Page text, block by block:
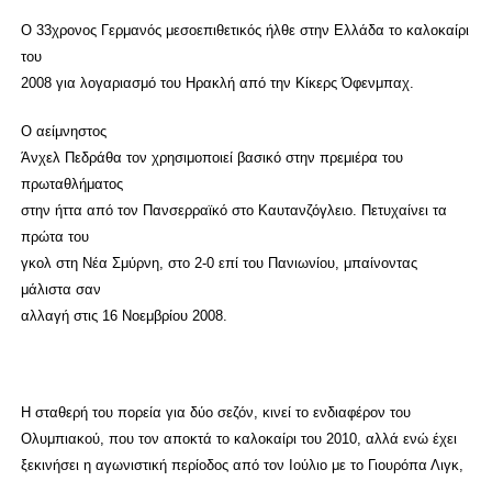
Ο 33χρονος Γερμανός μεσοεπιθετικός ήλθε στην Ελλάδα το καλοκαίρι
του
2008 για λογαριασμό του Ηρακλή από την Κίκερς Όφενμπαχ.
Ο αείμνηστος
Άνχελ Πεδράθα τον χρησιμοποιεί βασικό στην πρεμιέρα του
πρωταθλήματος
στην ήττα από τον Πανσερραϊκό στο Καυτανζόγλειο. Πετυχαίνει τα
πρώτα του
γκολ στη Νέα Σμύρνη, στο 2-0 επί του Πανιωνίου, μπαίνοντας
μάλιστα σαν
αλλαγή στις 16 Νοεμβρίου 2008.
Η σταθερή του πορεία για δύο σεζόν, κινεί το ενδιαφέρον του
Ολυμπιακού, που τον αποκτά το καλοκαίρι του 2010, αλλά ενώ έχει
ξεκινήσει η αγωνιστική περίοδος από τον Ιούλιο με το Γιουρόπα Λιγκ,